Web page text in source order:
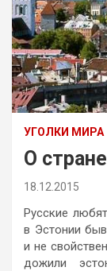
УГОЛКИ МИРА
О
18.12.2015
Русские
в Эстонии
и не
дожили